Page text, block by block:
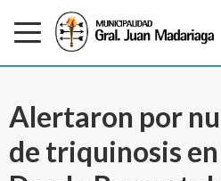
Alertaron por
de triquinosis